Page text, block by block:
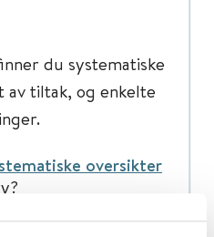
du systematiske
tiltak, og enkelte
oversikter